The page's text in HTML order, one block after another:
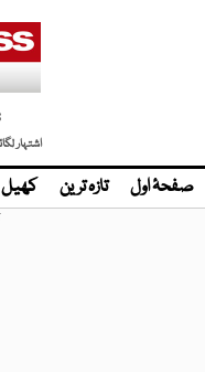
اشتہار
صفحۂ اول تازہ ترین کھیل